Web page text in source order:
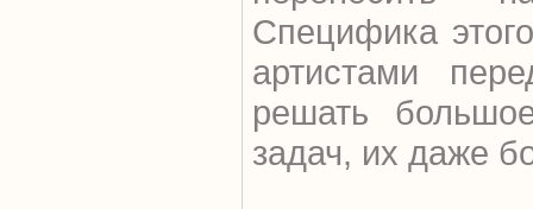
Специфика
артистами
решать
задач, их даже